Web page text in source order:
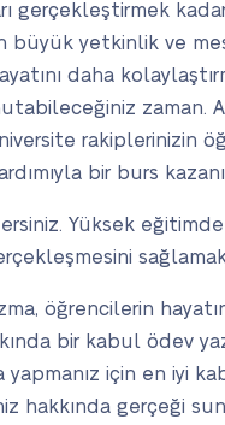
gerçekleştirmek
büyük yetkinlik ve
daha
zaman.
rakiplerinizin
bir burs
Yüksek
öğrencilerin
bir kabul ödev
için en iyi
hakkında gerçeği